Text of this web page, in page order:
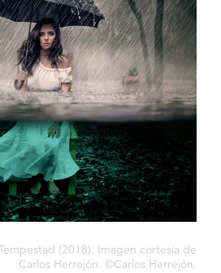
(2018). Imagen cortesía de
Carlos Herrejón. ©Carlos Herrejón.